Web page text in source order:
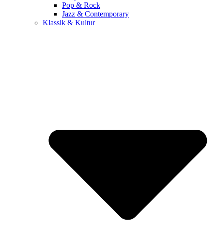
Pop & Rock
Jazz & Contemporary
Klassik & Kultur